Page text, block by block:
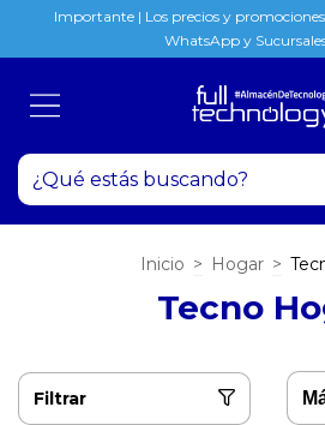
Importante | Los precios y
WhatsApp y
Inicio > Hogar >
Tecno
Filtrar